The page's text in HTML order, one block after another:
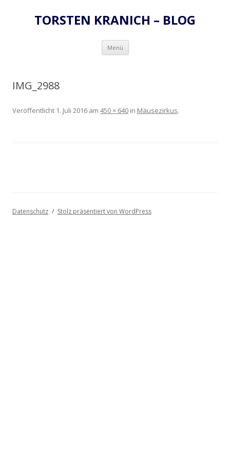
TORSTEN KRANICH – BLOG
Menü Zum
springen
IMG_2988
Veröffentlicht 1. Juli 2016 am 450 × 640 in Mäusezirkus.
Datenschutz Stolz präsentiert von WordPress